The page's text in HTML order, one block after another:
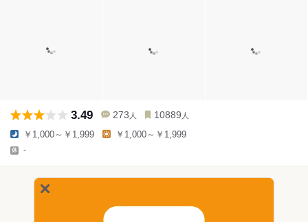
3.49 273 人 10889 人
￥1,000～￥1,999 ￥1,000～￥1,999
-